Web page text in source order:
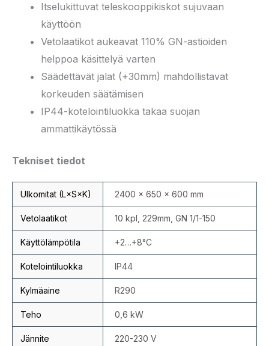
Itselukittuvat teleskooppikiskot sujuvaan
käyttöön
Vetolaatikot aukeavat 110% GN-astioiden
helppoa käsittelyä varten
Säädettävät jalat (+30mm) mahdollistavat
korkeuden säätämisen
IP44-kotelointiluokka takaa suojan
ammattikäytössä
Tekniset tiedot
Ulkomitat (L×S×K) 2400 × 650 × 600 mm
Vetolaatikot 10 kpl, 229mm, GN 1/1-150
Käyttölämpötila +2…+8°C
Kotelointiluokka IP44
Kylmäaine R290
Teho 0,6 kW
Jännite 220-230 V